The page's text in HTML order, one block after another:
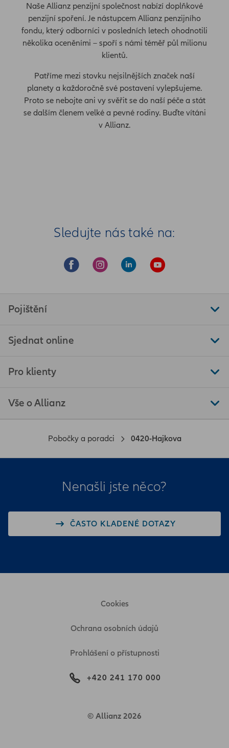
Naše Allianz penzijní společnost nabízí doplňkové
penzijní spoření. Je nástupcem Allianz penzijního
fondu, který odborníci v posledních letech ohodnotili
několika oceněními – spoří s námi téměř půl milionu
klientů.
Patříme mezi stovku nejsilnějších značek naší
planety a každoročně své postavení vylepšujeme.
Proto se nebojte ani vy svěřit se do naší péče a stát
se dalším členem velké a pevné rodiny. Buďte vítáni
v Allianz.
Sledujte nás také na:
Pojištění
Sjednat online
Pro klienty
Vše o Allianz
Nenašli jste něco?
ČASTO KLADENÉ DOTAZY
Cookies
Ochrana osobních údajů
Prohlášení o přístupnosti
© Allianz 2026
+420 241 170 000
Pobočky a poradci 0420-Hajkova